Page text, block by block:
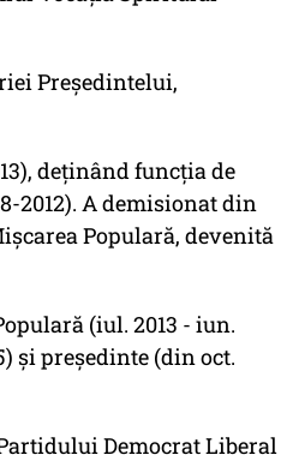
Președintelui,
deținând funcția de
2012). A demisionat din
Populară, devenită
(iul. 2013 - iun.
și președinte (din oct.
Democrat Liberal